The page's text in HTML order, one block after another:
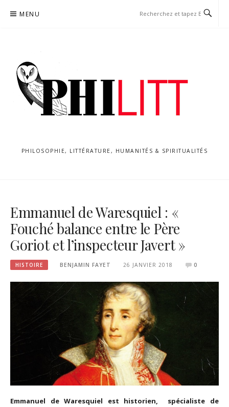
MENU
PHILOSOPHIE, LITTÉRATURE, HUMANITÉS & SPIRITUALITÉS
Emmanuel de Waresquiel : «
Fouché balance entre le Père
Goriot et l’inspecteur Javert »
HISTOIRE BENJAMIN FAYET 26 JANVIER 2018 0
Emmanuel de Waresquiel est historien,
spécialiste de